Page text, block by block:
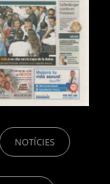
NOTÍCIES